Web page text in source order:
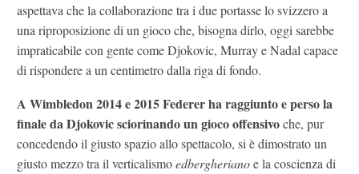
aspettava che la collaborazione tra i due portasse lo svizzero a
una riproposizione di un gioco che, bisogna dirlo, oggi sarebbe
impraticabile con gente come Djokovic, Murray e Nadal capace
di rispondere a un centimetro dalla riga di fondo.
A Wimbledon 2014 e 2015 Federer ha raggiunto e perso la
finale da Djokovic sciorinando un gioco offensivoche, pur
concedendo il giusto spazio allo spettacolo, si è dimostrato un
giusto mezzo tra il verticalismoedbergherianoe la coscienza di